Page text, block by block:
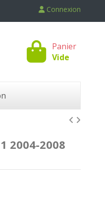
Connexion
Panier
Vide
2004-2008